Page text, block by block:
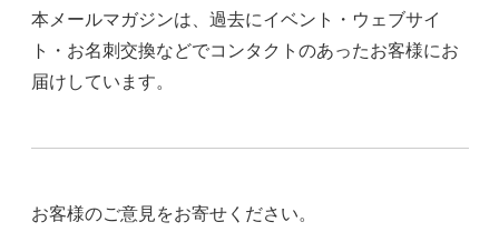
本メールマガジンは、過去にイベント・ウェブサイ
ト・お名刺交換などでコンタクトのあったお客様にお
届けしています。
お客様のご意見をお寄せください。